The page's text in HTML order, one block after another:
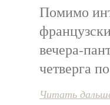
Помимо
вечера-
четверга
Читать